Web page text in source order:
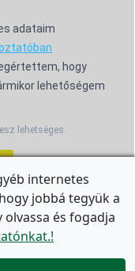
adataim
hogy
lehetőségem
lehetséges.
internetes
jobbá tegyük a
és fogadja